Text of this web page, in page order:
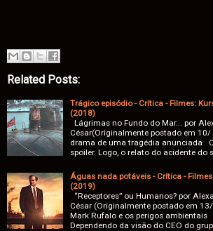
Related Posts:
Trágico episódio - Crítica - Filmes:
(2018)
Lágrimas no Fundo do Mar... por
César(Originalmente postado em
drama de uma tragédia anunciada
spoiler. Logo, o relato do acidente do
Águas nada potáveis - Crítica -
(2019)
“Receptores” ou Humanos? por
César (Originalmente postado em
Mark Rufalo e os perigos
Dependendo da visão do CEO do